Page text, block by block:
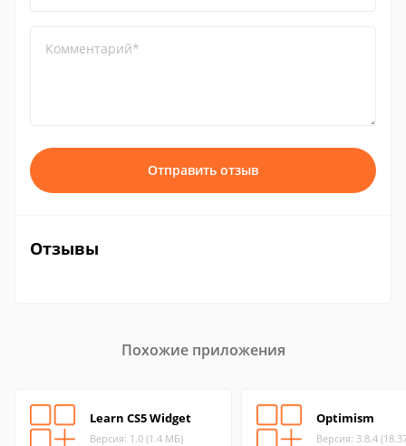
Комментарий*
Отправить отзыв
Отзывы
Похожие приложения
Learn CS5 Widget
Версия: 1.0 (1.4 МБ)
Optimism
Версия: 3.8.4